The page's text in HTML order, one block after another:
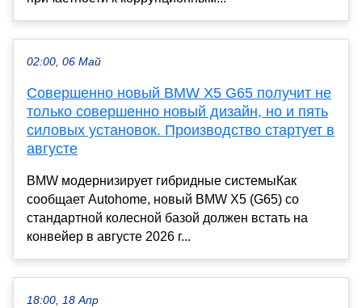
02:00, 06 Май
Совершенно новый BMW X5 G65 получит не
только совершенно новый дизайн, но и пять
силовых установок. Производство стартует в
августе
BMW модернизирует гибридные системыКак
сообщает Autohome, новый BMW X5 (G65) со
стандартной колесной базой должен встать на
конвейер в августе 2026 г...
18:00, 18 Апр